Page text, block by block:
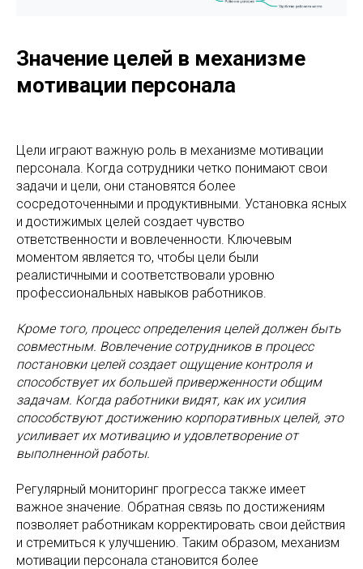
Значение целей в механизме
мотивации персонала
Цели играют важную роль в механизме мотивации
персонала. Когда сотрудники четко понимают свои
задачи и цели, они становятся более
сосредоточенными и продуктивными. Установка ясных
и достижимых целей создает чувство
ответственности и вовлеченности. Ключевым
моментом является то, чтобы цели были
реалистичными и соответствовали уровню
профессиональных навыков работников.
Кроме того, процесс определения целей должен быть
совместным. Вовлечение сотрудников в процесс
постановки целей создает ощущение контроля и
способствует их большей приверженности общим
задачам. Когда работники видят, как их усилия
способствуют достижению корпоративных целей, это
усиливает их мотивацию и удовлетворение от
выполненной работы.
Регулярный мониторинг прогресса также имеет
важное значение. Обратная связь по достижениям
позволяет работникам корректировать свои действия
и стремиться к улучшению. Таким образом, механизм
мотивации персонала становится более